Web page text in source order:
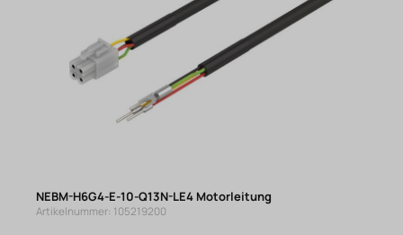
NEBM-H6G4-E-10-Q13N-LE4 Motorleitung
Artikelnummer: 105219200